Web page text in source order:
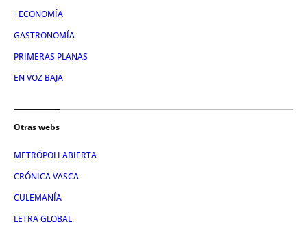
+ECONOMÍA
GASTRONOMÍA
PRIMERAS PLANAS
EN VOZ BAJA
Otras webs
METRÓPOLI ABIERTA
CRÓNICA VASCA
CULEMANÍA
LETRA GLOBAL